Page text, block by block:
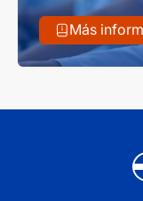
cualidad del
Más